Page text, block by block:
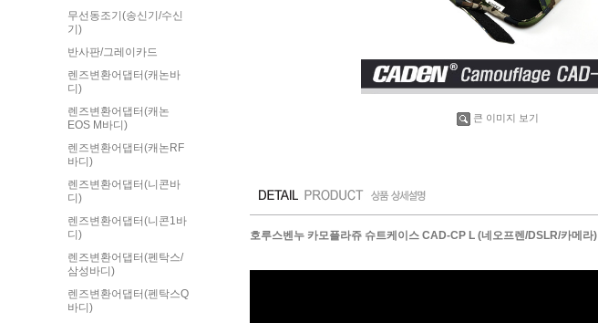
무선동조기(송신기/수신
기)
반사판/그레이카드
렌즈변환어댑터(캐논바
디)
렌즈변환어댑터(캐논
EOS M바디)
렌즈변환어댑터(캐논RF
바디)
렌즈변환어댑터(니콘바
디)
렌즈변환어댑터(니콘1바
디)
렌즈변환어댑터(펜탁스/
삼성바디)
렌즈변환어댑터(펜탁스Q
바디)
큰 이미지 보기
호루스벤누 카모플라쥬 슈트케이스 CAD-CP L (네오프렌/DSLR/카메라)